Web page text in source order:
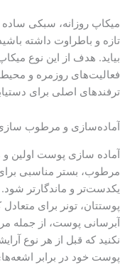
میکاپ روزانه، سبکی
تازه و باطراوت داشته
بیاید. هدف از این نوع
فعالیت‌های روزمره و
ترفندهای اصلی برای
آماده‌سازی و مرطوب‌
آماده سازی پوست اولین
مرطوب، بستر مناسبی
یکدست‌تر و ماندگارتر
آبرسانی پوست، از جمله
نکنید که قبل از هر نوع
پوست خود در برابر